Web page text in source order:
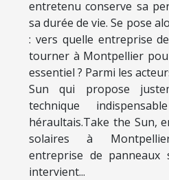
entretenu conserve sa
sa durée de vie. Se pose
: vers quelle entreprise
tourner à Montpellier
essentiel ? Parmi les
Sun qui propose
technique
héraultais.Take the Sun,
solaires à Montpellier
entreprise de panneaux
intervient...